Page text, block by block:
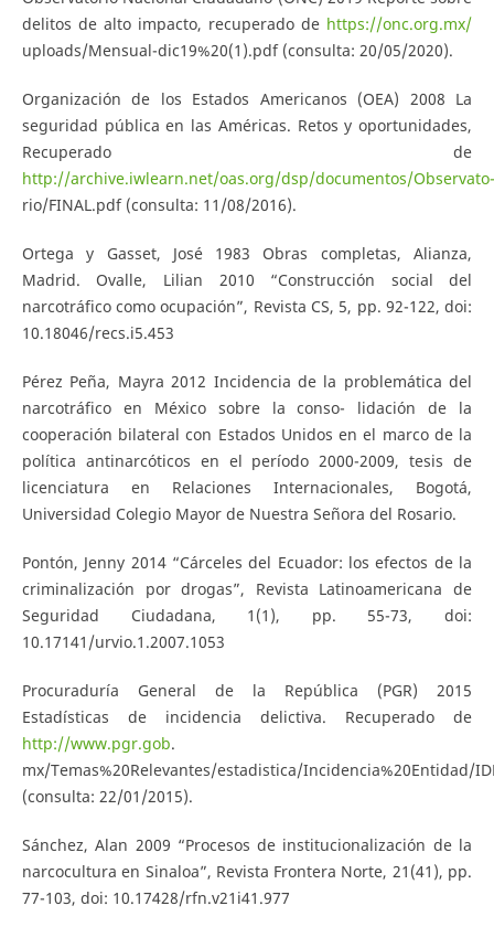
delitos de alto impacto, recuperado de https://onc.org.mx/
uploads/Mensual-dic19%20(1).pdf (consulta: 20/05/2020).
Organización de los Estados Americanos (OEA) 2008 La
seguridad pública en las Américas. Retos y oportunidades,
Recuperado de
http://archive.iwlearn.net/oas.org/dsp/documentos/Observato-
rio/FINAL.pdf (consulta: 11/08/2016).
Ortega y Gasset, José 1983 Obras completas, Alianza,
Madrid. Ovalle, Lilian 2010 “Construcción social del
narcotráfico como ocupación”, Revista CS, 5, pp. 92-122, doi:
10.18046/recs.i5.453
Pérez Peña, Mayra 2012 Incidencia de la problemática del
narcotráfico en México sobre la conso- lidación de la
cooperación bilateral con Estados Unidos en el marco de la
política antinarcóticos en el período 2000-2009, tesis de
licenciatura en Relaciones Internacionales, Bogotá,
Universidad Colegio Mayor de Nuestra Señora del Rosario.
Pontón, Jenny 2014 “Cárceles del Ecuador: los efectos de la
criminalización por drogas”, Revista Latinoamericana de
Seguridad Ciudadana, 1(1), pp. 55-73, doi:
10.17141/urvio.1.2007.1053
Procuraduría General de la República (PGR) 2015
Estadísticas de incidencia delictiva. Recuperado de
http://www.pgr.gob.
mx/Temas%20Relevantes/estadistica/Incidencia%20Entidad/
(consulta: 22/01/2015).
Sánchez, Alan 2009 “Procesos de institucionalización de la
narcocultura en Sinaloa”, Revista Frontera Norte, 21(41), pp.
77-103, doi: 10.17428/rfn.v21i41.977